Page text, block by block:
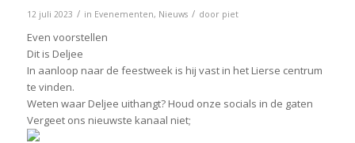
12 juli 2023 / in Evenementen, Nieuws / door piet
Even voorstellen
Dit is Deljee
In aanloop naar de feestweek is hij vast in het Lierse centrum
te vinden.
Weten waar Deljee uithangt? Houd onze socials in de gaten
Vergeet ons nieuwste kanaal niet;